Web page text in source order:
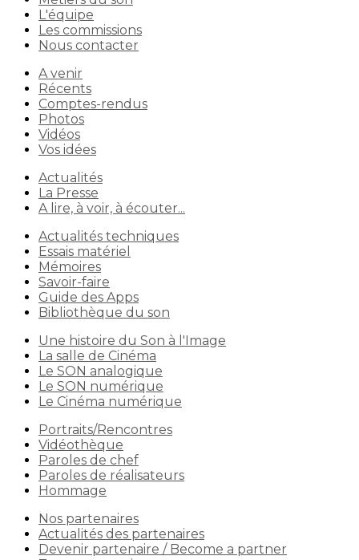
L'équipe
Les commissions
Nous contacter
A venir
Récents
Comptes-rendus
Photos
Vidéos
Vos idées
Actualités
La Presse
A lire, à voir, à écouter...
Actualités techniques
Essais matériel
Mémoires
Savoir-faire
Guide des Apps
Bibliothèque du son
Une histoire du Son à l'Image
La salle de Cinéma
Le SON analogique
Le SON numérique
Le Cinéma numérique
Portraits/Rencontres
Vidéothèque
Paroles de chef
Paroles de réalisateurs
Hommage
Nos partenaires
Actualités des partenaires
Devenir partenaire / Become a partner